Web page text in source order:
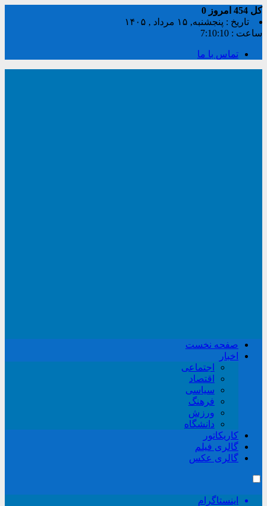
کل امروز 0
تاریخ : پنجشنبه, ۱۵ مرداد , ۱۴۰۵
ساعت : 7:10:11
تماس با ما
صفحه نخست
اخبار
اجتماعی
اقتصاد
سیاسی
فرهنگ
ورزش
دانشگاه
کاریکاتور
گالری فیلم
گالری عکس
اینستاگرام